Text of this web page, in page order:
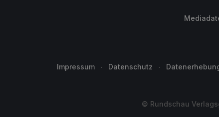
Impressum Datenschutz
© Rundschau